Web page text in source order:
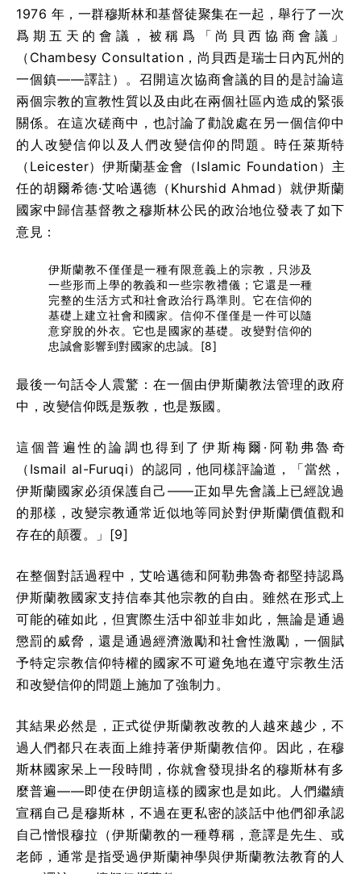
1976 年，一群穆斯林和基督徒聚集在一起，舉行了一次
爲期五天的會議，被稱爲「尚貝西協商會議」
（Chambesy Consultation，尚貝西是瑞士日內瓦州的
一個鎮——譯註）。召開這次協商會議的目的是討論這
兩個宗教的宣教性質以及由此在兩個社區內造成的緊張
關係。在這次磋商中，也討論了勸說處在另一個信仰中
的人改變信仰以及人們改變信仰的問題。時任萊斯特
（Leicester）伊斯蘭基金會（Islamic Foundation）主
任的胡爾希德·艾哈邁德（Khurshid Ahmad）就伊斯蘭
國家中歸信基督教之穆斯林公民的政治地位發表了如下
意見：
伊斯蘭教不僅僅是一種有限意義上的宗教，只涉及
一些形而上學的教義和一些宗教禮儀；它還是一種
完整的生活方式和社會政治行爲準則。它在信仰的
基礎上建立社會和國家。信仰不僅僅是一件可以隨
意穿脫的外衣。它也是國家的基礎。改變對信仰的
忠誠會影響到對國家的忠誠。[8]
最後一句話令人震驚：在一個由伊斯蘭教法管理的政府
中，改變信仰既是叛教，也是叛國。
這個普遍性的論調也得到了伊斯梅爾·阿勒弗魯奇
（Ismail al-Furuqi）的認同，他同樣評論道，「當然，
伊斯蘭國家必須保護自己——正如早先會議上已經說過
的那樣，改變宗教通常近似地等同於對伊斯蘭價值觀和
存在的顛覆。」[9]
在整個對話過程中，艾哈邁德和阿勒弗魯奇都堅持認爲
伊斯蘭教國家支持信奉其他宗教的自由。雖然在形式上
可能的確如此，但實際生活中卻並非如此，無論是通過
懲罰的威脅，還是通過經濟激勵和社會性激勵，一個賦
予特定宗教信仰特權的國家不可避免地在遵守宗教生活
和改變信仰的問題上施加了強制力。
其結果必然是，正式從伊斯蘭教改教的人越來越少，不
過人們都只在表面上維持著伊斯蘭教信仰。因此，在穆
斯林國家呆上一段時間，你就會發現掛名的穆斯林有多
麼普遍——即使在伊朗這樣的國家也是如此。人們繼續
宣稱自己是穆斯林，不過在更私密的談話中他們卻承認
自己憎恨穆拉（伊斯蘭教的一種尊稱，意譯是先生、或
老師，通常是指受過伊斯蘭神學與伊斯蘭教法教育的人